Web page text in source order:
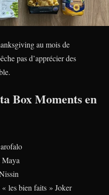
au mois de
pas d’apprécier des
Box Moments en
Maya
les bien faits » Joker